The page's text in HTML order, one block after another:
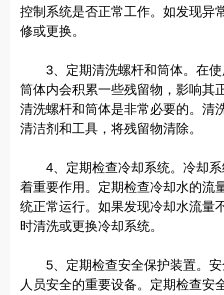
控制系统是否正常工作。如发现异
修或更换。
3、定期清洗螺杆和筒体。在使
筒体内会积累一些残留物，影响其
清洗螺杆和筒体是非常必要的。清
清洁剂和工具，将残留物清除。
4、定期检查冷却系统。冷却系
着重要作用。定期检查冷却水的流
统正常运行。如果发现冷却水流量
时清洗或更换冷却系统。
5、定期检查安全保护装置。安
人员安全的重要设备。定期检查安